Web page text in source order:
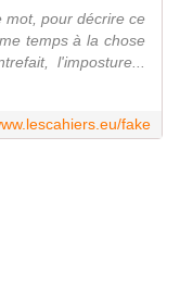
mot, pour décrire ce
temps à la chose
l'imposture...
fake